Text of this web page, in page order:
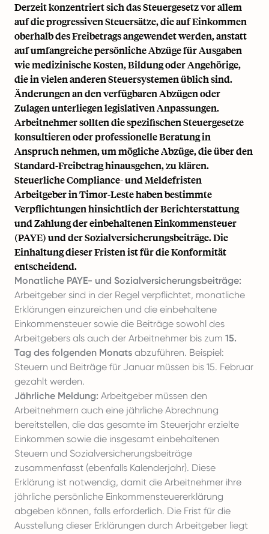
Derzeit konzentriert sich das Steuergesetz vor allem
auf die progressiven Steuersätze, die auf Einkommen
oberhalb des Freibetrags angewendet werden, anstatt
auf umfangreiche persönliche Abzüge für Ausgaben
wie medizinische Kosten, Bildung oder Angehörige,
die in vielen anderen Steuersystemen üblich sind.
Änderungen an den verfügbaren Abzügen oder
Zulagen unterliegen legislativen Anpassungen.
Arbeitnehmer sollten die spezifischen Steuergesetze
konsultieren oder professionelle Beratung in
Anspruch nehmen, um mögliche Abzüge, die über den
Standard-Freibetrag hinausgehen, zu klären.
Steuerliche Compliance- und Meldefristen
Arbeitgeber in Timor-Leste haben bestimmte
Verpflichtungen hinsichtlich der Berichterstattung
und Zahlung der einbehaltenen Einkommensteuer
(PAYE) und der Sozialversicherungsbeiträge. Die
Einhaltung dieser Fristen ist für die Konformität
entscheidend.
Monatliche PAYE- und Sozialversicherungsbeiträge:
Arbeitgeber sind in der Regel verpflichtet, monatliche
Erklärungen einzureichen und die einbehaltene
Einkommensteuer sowie die Beiträge sowohl des
Arbeitgebers als auch der Arbeitnehmer bis zum 15.
Tag des folgenden Monats abzuführen. Beispiel:
Steuern und Beiträge für Januar müssen bis 15. Februar
gezahlt werden.
Jährliche Meldung: Arbeitgeber müssen den
Arbeitnehmern auch eine jährliche Abrechnung
bereitstellen, die das gesamte im Steuerjahr erzielte
Einkommen sowie die insgesamt einbehaltenen
Steuern und Sozialversicherungsbeiträge
zusammenfasst (ebenfalls Kalenderjahr). Diese
Erklärung ist notwendig, damit die Arbeitnehmer ihre
jährliche persönliche Einkommensteuererklärung
abgeben können, falls erforderlich. Die Frist für die
Ausstellung dieser Erklärungen durch Arbeitgeber liegt